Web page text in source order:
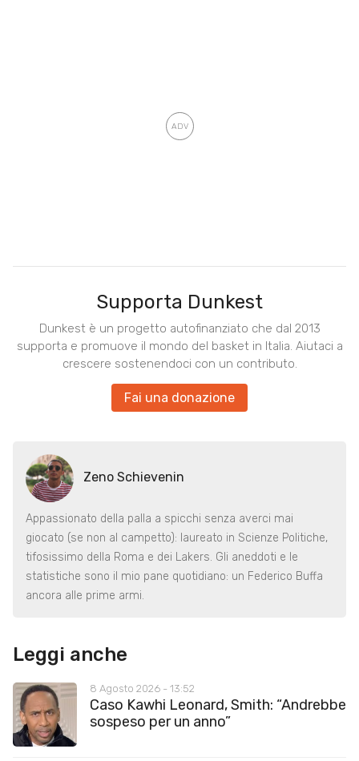
Supporta Dunkest
Dunkest è un progetto autofinanziato che dal 2013
supporta e promuove il mondo del basket in Italia. Aiutaci a
crescere sostenendoci con un contributo.
Fai una donazione
Zeno Schievenin
Appassionato della palla a spicchi senza averci mai
giocato (se non al campetto): laureato in Scienze Politiche,
tifosissimo della Roma e dei Lakers. Gli aneddoti e le
statistiche sono il mio pane quotidiano: un Federico Buffa
ancora alle prime armi.
Leggi anche
8 Agosto 2026 - 13:52
Caso Kawhi Leonard, Smith: “Andrebbe
sospeso per un anno”